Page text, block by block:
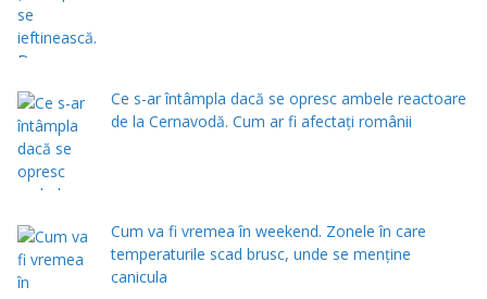
Ce s-ar întâmpla dacă se opresc ambele reactoare
de la Cernavodă. Cum ar fi afectați românii
Cum va fi vremea în weekend. Zonele în care
temperaturile scad brusc, unde se menţine
canicula